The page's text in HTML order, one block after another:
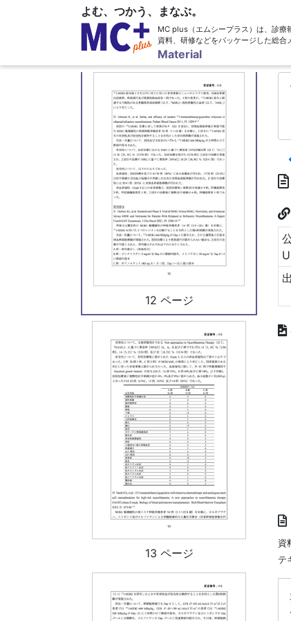
よむ、つかう、まなぶ。
MC plus（エムシープラス）は、診療
資料、研修などをパッケージした総合
Material
11 ページ
12 ページ
13 ページ
資
テ